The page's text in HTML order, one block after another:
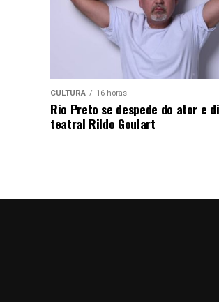
CULTURA 16 horas
Rio Preto se despede do ator e
teatral Rildo Goulart